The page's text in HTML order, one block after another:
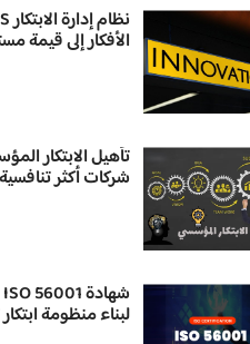
الأفكار إلى قيمة
تأهيل الابتكار
شركات أكثر
لبناء منظومة